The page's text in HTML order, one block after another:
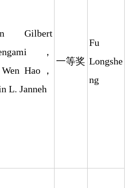
Gilbert
，
Hao，
L. Janneh
一等奖
Fu
Longshe
ng